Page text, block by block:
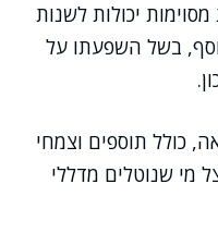
יכולות לשנות
בשל השפעתו על
כולל תוספים וצמחי
מי שנוטלים מדללי